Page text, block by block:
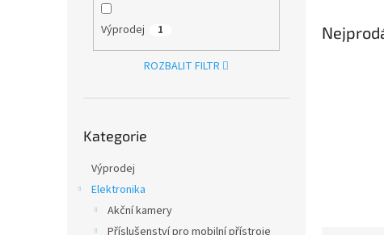
Výprodej 1
ROZBALIT FILTR
kategorie
Kategorie
Výprodej
Elektronika
Akční kamery